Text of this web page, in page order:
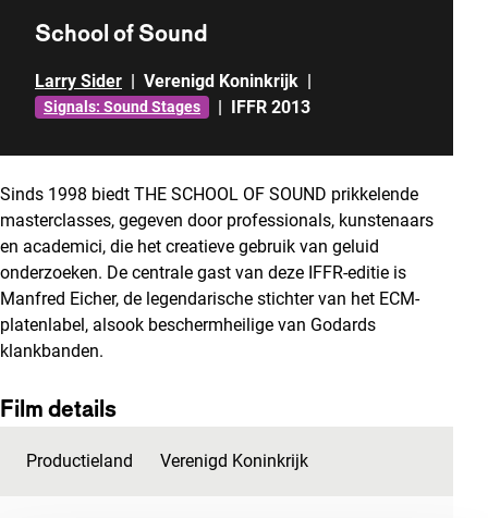
School of Sound
Larry Sider | Verenigd Koninkrijk |
Signals: Sound Stages | IFFR 2013
Sinds 1998 biedt THE SCHOOL OF SOUND prikkelende
masterclasses, gegeven door professionals, kunstenaars
en academici, die het creatieve gebruik van geluid
onderzoeken. De centrale gast van deze IFFR-editie is
Manfred Eicher, de legendarische stichter van het ECM-
platenlabel, alsook beschermheilige van Godards
klankbanden.
Film details
Productieland Verenigd Koninkrijk